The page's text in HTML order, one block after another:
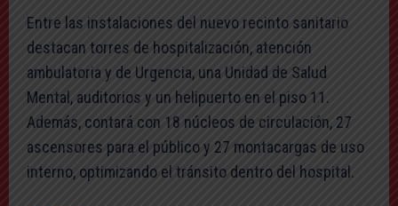
Entre las instalaciones del nuevo recinto sanitario
destacan torres de hospitalización, atención
ambulatoria y de Urgencia, una Unidad de Salud
Mental, auditorios y un helipuerto en el piso 11.
Además, contará con 18 núcleos de circulación, 27
ascensores para el público y 27 montacargas de uso
interno, optimizando el tránsito dentro del hospital.